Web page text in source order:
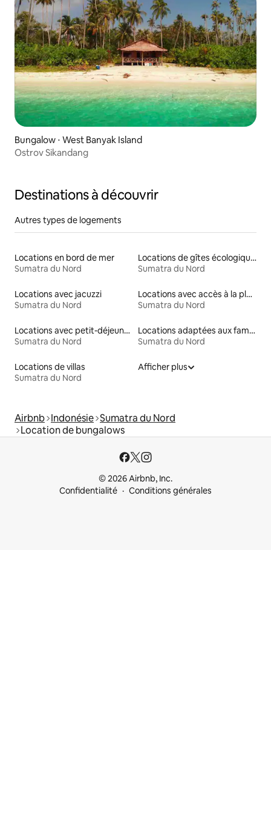
Bungalow ⋅ West Banyak Island
Ostrov Sikandang
Destinations à découvrir
Autres types de logements
Locations en bord de mer
Sumatra du Nord
Locations de gîtes écologiques
Sumatra du Nord
Locations avec jacuzzi
Sumatra du Nord
Locations avec accès à la plage
Sumatra du Nord
Locations avec petit-déjeuner
Sumatra du Nord
Locations adaptées aux familles
Sumatra du Nord
Locations de villas
Sumatra du Nord
Afficher plus
Airbnb Indonésie Sumatra du Nord
Location de bungalows
© 2026 Airbnb, Inc.
Confidentialité
Conditions générales